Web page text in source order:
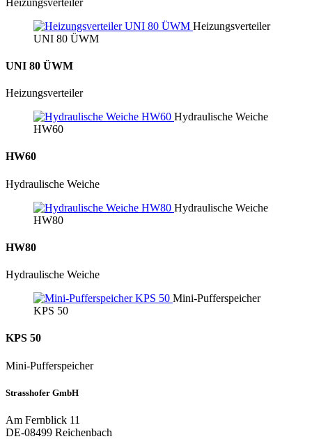
Heizungsverteiler
UNI 80 ÜWM
UNI 80 ÜWM
Heizungs­verteiler
Hydraulische Weiche
HW60
HW60
Hydraulische Weiche
Hydraulische Weiche
HW80
HW80
Hydraulische Weiche
Mini-Pufferspeicher
KPS 50
KPS 50
Mini-Puffer­speicher
Strasshofer GmbH
Am Fernblick 11
DE-08499 Reichenbach